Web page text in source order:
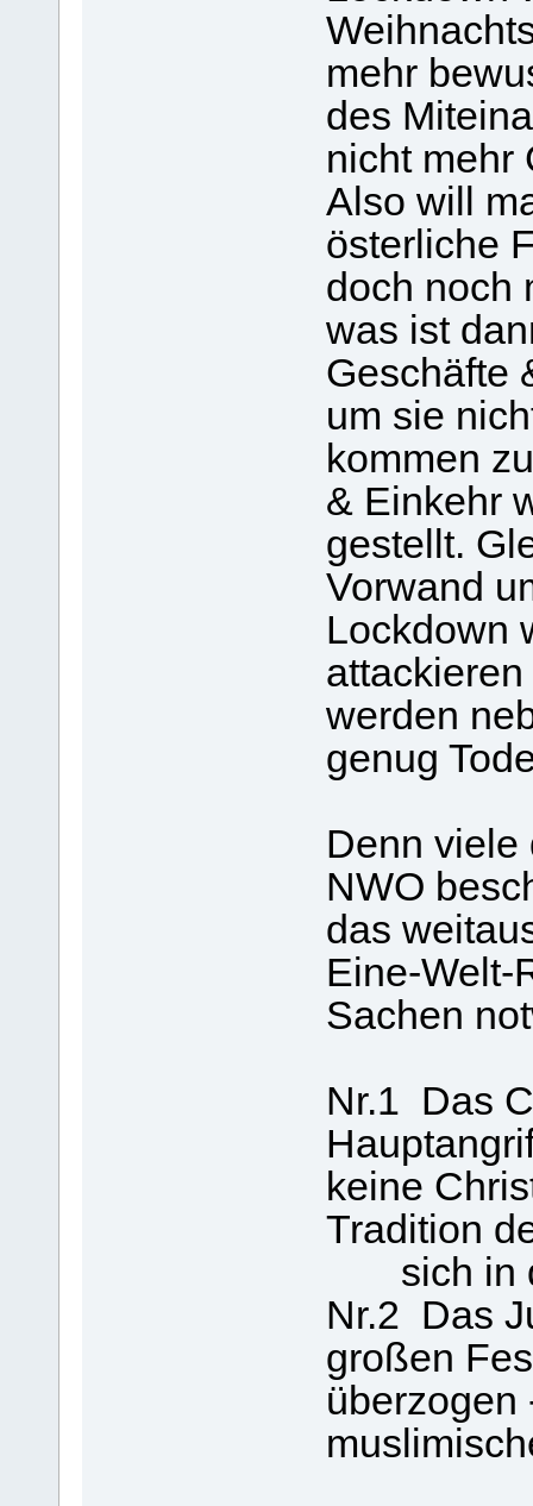
mehr
des
nicht mehr
Also will
österliche
doch noch
was ist
Geschäfte
um sie
kommen
& Einkehr
gestellt.
Vorwand
Lockdown
werden
genug
Denn viele
NWO
das
Eine-Welt-
Sachen
Nr.1 Das
keine
Tradition
sich in
Nr.2 Das
großen
überzogen